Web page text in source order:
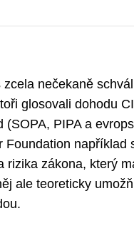
nečekaně
glosovali dohodu
(SOPA, PIPA a
Foundation
rizika zákona, který
ale teoreticky